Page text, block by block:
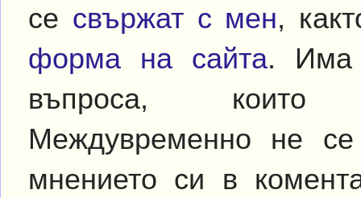
се свържат с мен,
форма на сайта. Има
въпроса, които
Междувременно не се
мнението си в